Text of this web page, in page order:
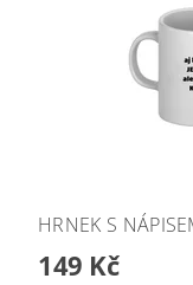
HRNEK S
149 Kč